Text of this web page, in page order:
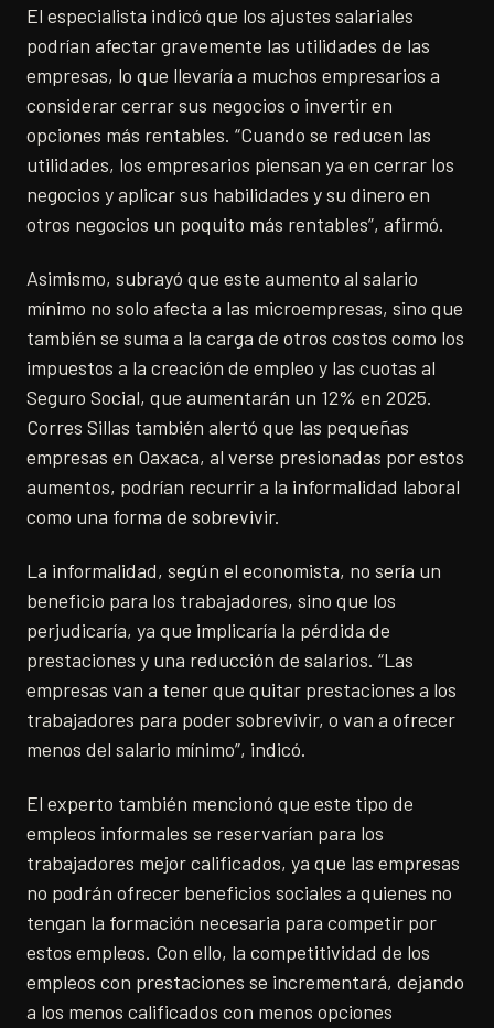
El especialista indicó que los ajustes salariales
podrían afectar gravemente las utilidades de las
empresas, lo que llevaría a muchos empresarios a
considerar cerrar sus negocios o invertir en
opciones más rentables. “Cuando se reducen las
utilidades, los empresarios piensan ya en cerrar los
negocios y aplicar sus habilidades y su dinero en
otros negocios un poquito más rentables”, afirmó.
Asimismo, subrayó que este aumento al salario
mínimo no solo afecta a las microempresas, sino que
también se suma a la carga de otros costos como los
impuestos a la creación de empleo y las cuotas al
Seguro Social, que aumentarán un 12% en 2025.
Corres Sillas también alertó que las pequeñas
empresas en Oaxaca, al verse presionadas por estos
aumentos, podrían recurrir a la informalidad laboral
como una forma de sobrevivir.
La informalidad, según el economista, no sería un
beneficio para los trabajadores, sino que los
perjudicaría, ya que implicaría la pérdida de
prestaciones y una reducción de salarios. “Las
empresas van a tener que quitar prestaciones a los
trabajadores para poder sobrevivir, o van a ofrecer
menos del salario mínimo”, indicó.
El experto también mencionó que este tipo de
empleos informales se reservarían para los
trabajadores mejor calificados, ya que las empresas
no podrán ofrecer beneficios sociales a quienes no
tengan la formación necesaria para competir por
estos empleos. Con ello, la competitividad de los
empleos con prestaciones se incrementará, dejando
a los menos calificados con menos opciones